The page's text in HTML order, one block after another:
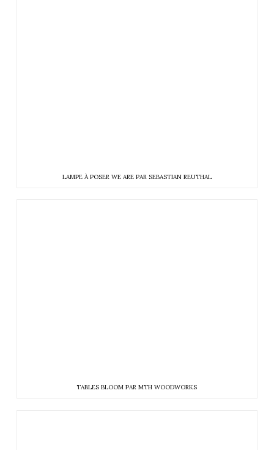
LAMPE À POSER WE ARE PAR SEBASTIAN REUTHAL
TABLES BLOOM PAR MTH WOODWORKS